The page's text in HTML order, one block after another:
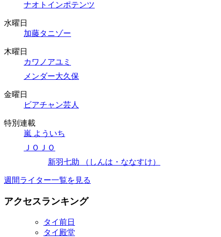
ナオトインポテンツ
水曜日
加藤タニゾー
木曜日
カワノアユミ
メンダー大久保
金曜日
ビアチャン芸人
特別連載
嵐 よういち
ＪＯＪＯ
新羽七助 （しんは・ななすけ）
週間ライター一覧を見る
アクセスランキング
タイ前日
タイ殿堂